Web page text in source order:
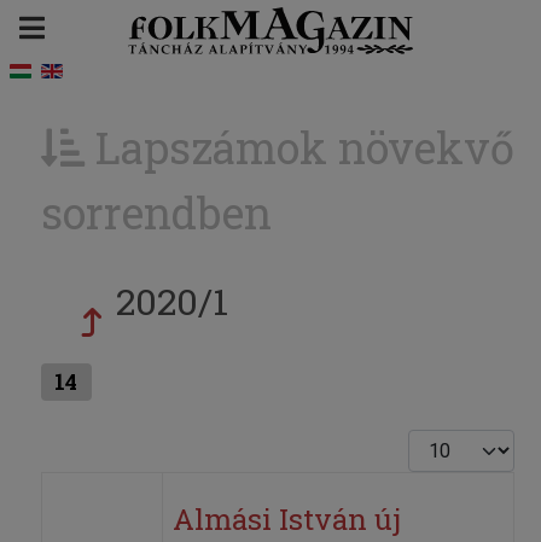
Lapszámok növekvő
sorrendben
2020/1
14
Tételek #
Almási István új